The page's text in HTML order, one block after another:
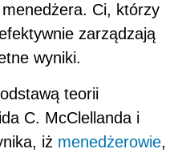
Ci, którzy
zarządzają
wyniki.
teorii
C. McClellanda i
iż menedżerowie,